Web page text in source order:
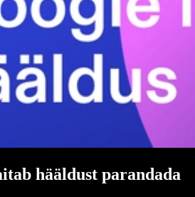
hääldust parandada